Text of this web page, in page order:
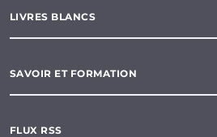
LIVRES BLANCS
SAVOIR ET FORMATION
FLUX RSS